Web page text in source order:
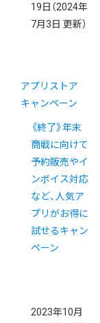
19日 （2024年
7月3日 更新）
アプリストア
キャンペーン
《終了》年末
商戦に向けて
予約販売やイ
ンボイス対応
など、人気ア
プリがお得に
試せるキャン
ペーン
2023年10月